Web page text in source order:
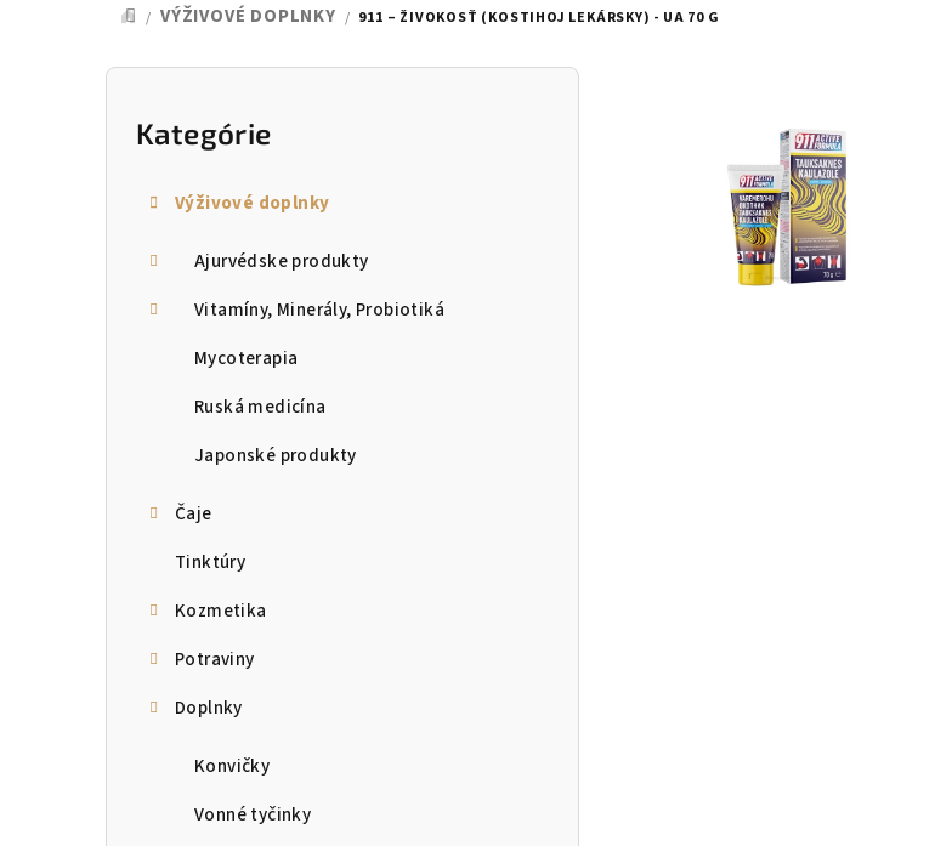
DOMOV
/ VÝŽIVOVÉ DOPLNKY / 911 – ŽIVOKOSŤ (KOSTIHOJ LEKÁRSKY) - UA 70 G
B
Preskočiť
kategórie
Kategórie
Výživové doplnky
Ajurvédske produkty
Vitamíny, Minerály, Probiotiká
Mycoterapia
Ruská medicína
Japonské produkty
Čaje
Tinktúry
Kozmetika
Potraviny
Doplnky
Konvičky
Vonné tyčinky